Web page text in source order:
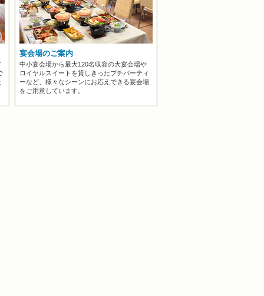
宴会場のご案内
中小宴会場から最大120名収容の大宴会場や
ロイヤルスイートを貸しきったプチパーティ
ーなど、様々なシーンにお応えできる宴会場
をご用意しています。